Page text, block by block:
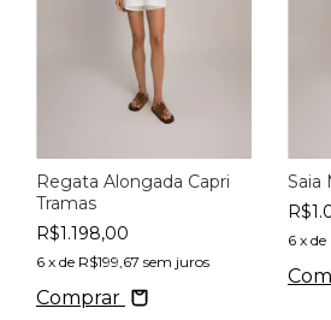
Regata Alongada Capri
Tramas
R$1.198,00
6 x de R$199,67 sem juros
Comprar
Saia
6 x de